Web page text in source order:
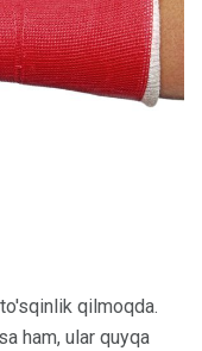
qilmoqda.
ham, ular quyqa